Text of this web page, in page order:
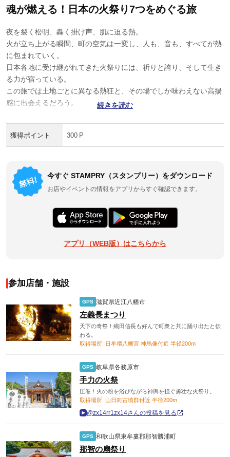
魂が燃える！日本の火祭り7つをめぐる旅
夜を裂く松明、轟く掛け声、肌に迫る熱。
火が立ち上がる瞬間、町の空気は一変し、人も、音も、すべてが熱
に包まれていく。
日本各地に受け継がれてきた火祭りには、祈りと誇り、そして生き
る力が宿っている。
この旅では土地ごとに異なる熱狂と、その場でしか味わえない高揚
感に出会えるだろう。
続きを読む
獲得ポイント 300 P
今すぐ STAMPRY（スタンプリー）をダウンロード
お店やイベントの情報をアプリからすぐ確認できます。
アプリ（WEB版）はこちらから
参加店舗・施設
GPS 滋賀県近江八幡市
左義長まつり
天下の奇祭！織田信長も好んで町衆と共に踊り出たと伝
わる。
取得場所: 日牟禮八幡宮 神馬像付近 半径200m
GPS 岐阜県各務原市
手力の火祭
圧巻！火の粉を浴びながら神輿を担ぐ勇壮な火祭り。
取得場所: 山日向古墳群付近 半径200m
@zx14rr1zx14さんの投稿を見る
GPS 和歌山県東牟婁郡那智勝浦町
那智の扇祭り